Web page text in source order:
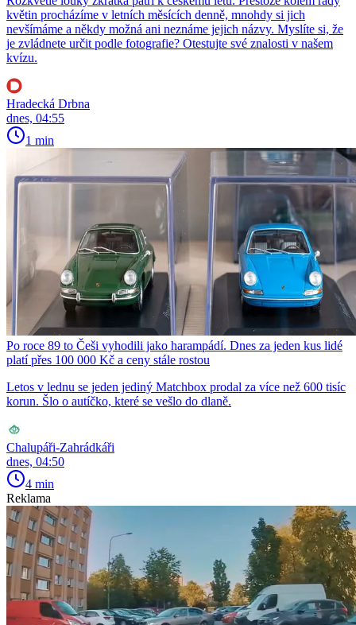
květin procházíme v letních měsících denně, mnohdy si jich
nevšímáme a někdy možná ani neznáme jejich názvy. Myslíte si, že
je zvládnete určit podle fotografie? Otestujte své znalosti v našem
kvízu.
Hradecká Drbna
dnes, 04:55
1 min
Po roce 89 to Češi vyhodili jako harampádí. Dnes za jeden kus lidé
platí přes 100 000 Kč a ceny stále rostou
Letos v lednu se jeden jediný Matchbox prodal za více než 600 tisíc
korun. Šlo o autíčko, které se vešlo do dlaně.
Chalupáři-Zahrádkáři
dnes, 04:50
4 min
Reklama